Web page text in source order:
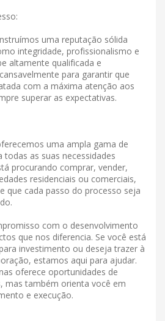
uma reputação sólida
integridade, profissionalismo e
altamente qualificada e
para garantir que
com a máxima atenção aos
superar as expectativas.
uma ampla gama de
todas as suas necessidades
procurando comprar, vender,
residenciais ou comerciais,
que cada passo do processo seja
com o desenvolvimento
que nos diferencia. Se você está
investimento ou deseja trazer à
estamos aqui para ajudar.
oferece oportunidades de
mas também orienta você em
e execução.